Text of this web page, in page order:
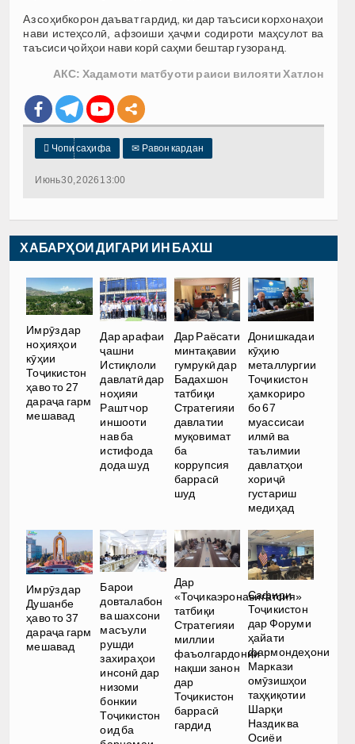
Аз соҳибкорон даъват гардид, ки дар таъсиси корхонаҳои
нави истеҳсолӣ, афзоиши ҳаҷми содироти маҳсулот ва
таъсиси ҷойҳои нави корӣ саҳми бештар гузоранд.
АКС: Хадамоти матбуоти раиси вилояти Хатлон
 Чопи саҳифа ✉ Равон кардан
Июнь 30, 2026 13:00
ХАБАРҲОИ ДИГАРИ ИН БАХШ
Имрӯз дар
ноҳияҳои
кӯҳии
Тоҷикистон
ҳаво то 27
дараҷа гарм
мешавад
Дар арафаи
ҷашни
Истиқлоли
давлатӣ дар
ноҳияи
Рашт чор
иншооти
нав ба
истифода
дода шуд
Дар Раёсати
минтақавии
гумрукӣ дар
Бадахшон
татбиқи
Стратегияи
давлатии
муқовимат
ба
коррупсия
баррасӣ
шуд
Донишкадаи
кӯҳию
металлургии
Тоҷикистон
ҳамкориро
бо 67
муассисаи
илмӣ ва
таълимии
давлатҳои
хориҷӣ
густариш
медиҳад
Имрӯз дар
Душанбе
ҳаво то 37
дараҷа гарм
мешавад
Барои
довталабон
ва шахсони
масъули
рушди
захираҳои
инсонӣ дар
низоми
бонкии
Тоҷикистон
оид ба
Дар
«Тоҷикаэронавигатсия»
татбиқи
Стратегияи
миллии
фаъолгардонии
нақши занон
дар
Тоҷикистон
баррасӣ
гардид
Сафири
Тоҷикистон
дар Форуми
ҳайати
фармондеҳони
Маркази
омӯзишҳои
таҳқиқотии
Шарқи
Наздик ва
Осиёи